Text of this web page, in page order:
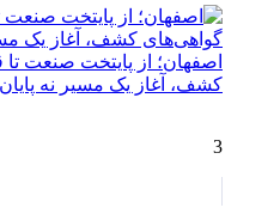
اصفهان؛ از پایتخت صنعت
کشف، آغاز یک مسیر نه
3